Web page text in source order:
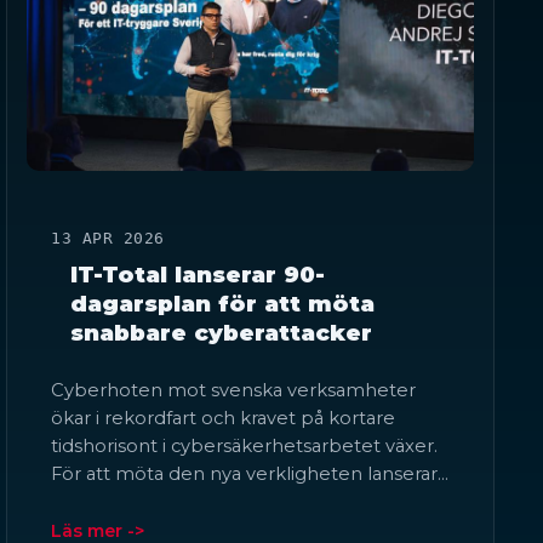
13 APR 2026
IT-Total lanserar 90-
dagarsplan för att möta
snabbare cyberattacker
Cyberhoten mot svenska verksamheter
ökar i rekordfart och kravet på kortare
tidshorisont i cybersäkerhetsarbetet växer.
För att möta den nya verkligheten lanserar…
Läs mer ->